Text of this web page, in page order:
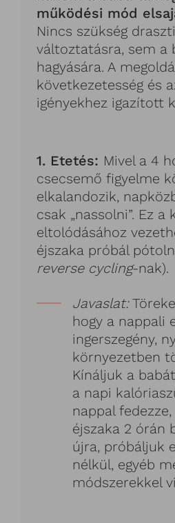
működési mód
Nincs szükség
változtatásra, sem a
hagyására. A
következetesség és
igényekhez igazított
1. Etetés: Mivel a 4
csecsemő figyelme
elkalandozik,
csak „nassolni”. Ez a
eltolódásához
éjszaka próbál
reverse cycling-nak).
Javaslat:
hogy a nappali
ingerszegény,
környezetben
Kínáljuk a
a napi
nappal
éjszaka 2 órán
újra, próbáljuk
nélkül, egyéb
módszerekkel